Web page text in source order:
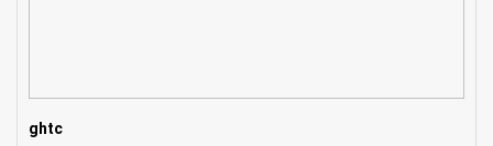
ghtc